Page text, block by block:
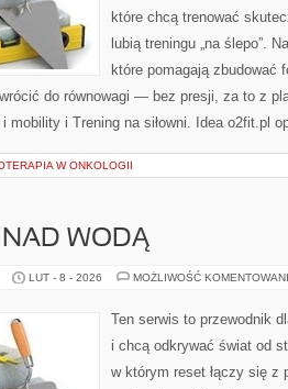
które chcą trenować
lubią treningu „na ślepo”.
które pomagają zbudować
do równowagi — bez presji, za to z
mobility i Trening na siłowni. Idea o2fit.pl
W ONKOLOGII
WODĄ
LUT - 8 - 2026 MOŻLIWOŚĆ
Ten serwis to przewodnik
i chcą odkrywać świat od
w którym reset łączy się z